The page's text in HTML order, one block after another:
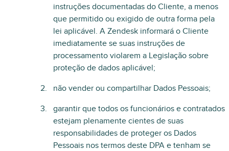
instruções documentadas do Cliente, a menos
que permitido ou exigido de outra forma pela
lei aplicável. A Zendesk informará o Cliente
imediatamente se suas instruções de
processamento violarem a Legislação sobre
proteção de dados aplicável;
não vender ou compartilhar Dados Pessoais;
garantir que todos os funcionários e contratados
estejam plenamente cientes de suas
responsabilidades de proteger os Dados
Pessoais nos termos deste DPA e tenham se